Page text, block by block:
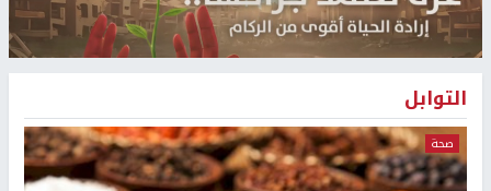
التوابل
صحة